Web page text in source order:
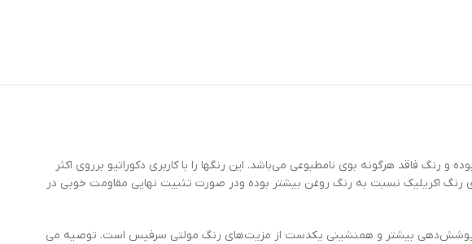
فاقد هرگونه بوی نامطبوعی می‌باشد. این رنگها را با کاربری دکوراتیو برروی اکثر
اکریلیک نسبت به رنگ روغن بیشتر بوده ودر صورت تثبیت نهایی مقاومت خوبی در
پوشش‌دهی بیشتر و همنشینی یکدست از مزیت‌های رنگ مولتی سرفیس است. توصیه می